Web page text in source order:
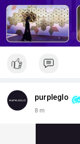
purpleglo
8 m